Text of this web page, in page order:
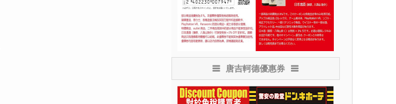
唐吉軻德優惠券